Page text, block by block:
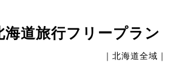
海道旅行フリープラン
｜北海道全域｜